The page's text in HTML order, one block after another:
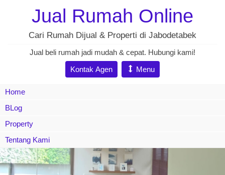
Jual Rumah Online
Cari Rumah Dijual & Properti di Jabodetabek
Jual beli rumah jadi mudah & cepat. Hubungi kami!
Kontak Agen
Menu
Home
BLog
Property
Tentang Kami